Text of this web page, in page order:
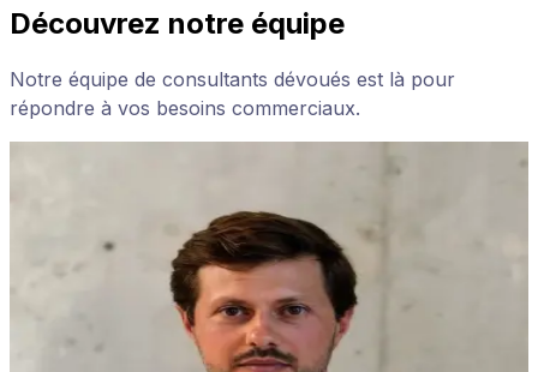
Découvrez notre équipe
Notre équipe de consultants dévoués est là pour
répondre à vos besoins commerciaux.